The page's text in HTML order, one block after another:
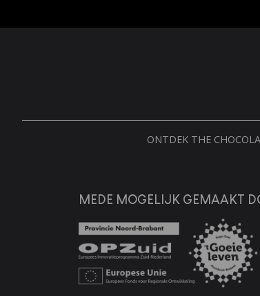
ONTDEK THE
MEDE MOGELIJK GEMAAKT